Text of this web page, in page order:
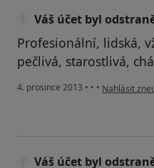
Váš účet byl
Profesionální, lidská,
pečlivá, starostlivá,
4. prosince 2013 • • • podle
Nahlásit
Váš účet byl